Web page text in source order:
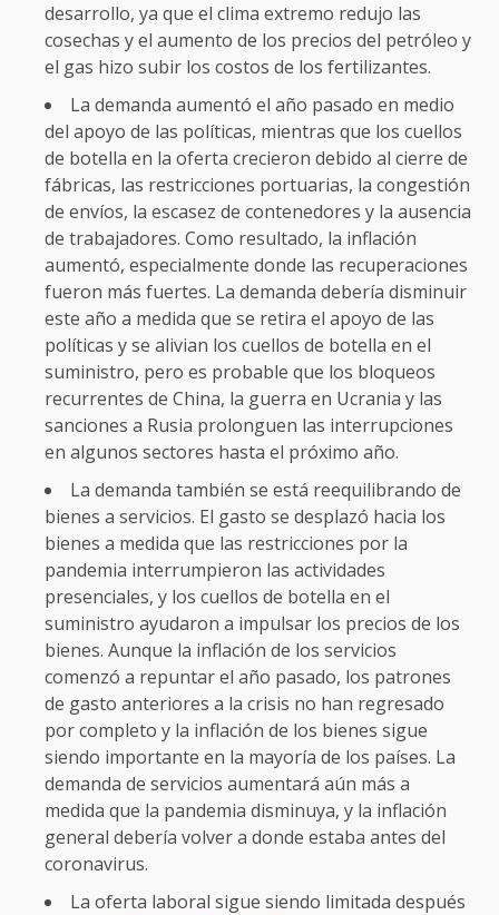
desarrollo, ya que el clima extremo redujo las
cosechas y el aumento de los precios del petróleo y
el gas hizo subir los costos de los fertilizantes.
La demanda aumentó el año pasado en medio
del apoyo de las políticas, mientras que los cuellos
de botella en la oferta crecieron debido al cierre de
fábricas, las restricciones portuarias, la congestión
de envíos, la escasez de contenedores y la ausencia
de trabajadores. Como resultado, la inflación
aumentó, especialmente donde las recuperaciones
fueron más fuertes. La demanda debería disminuir
este año a medida que se retira el apoyo de las
políticas y se alivian los cuellos de botella en el
suministro, pero es probable que los bloqueos
recurrentes de China, la guerra en Ucrania y las
sanciones a Rusia prolonguen las interrupciones
en algunos sectores hasta el próximo año.
La demanda también se está reequilibrando de
bienes a servicios. El gasto se desplazó hacia los
bienes a medida que las restricciones por la
pandemia interrumpieron las actividades
presenciales, y los cuellos de botella en el
suministro ayudaron a impulsar los precios de los
bienes. Aunque la inflación de los servicios
comenzó a repuntar el año pasado, los patrones
de gasto anteriores a la crisis no han regresado
por completo y la inflación de los bienes sigue
siendo importante en la mayoría de los países. La
demanda de servicios aumentará aún más a
medida que la pandemia disminuya, y la inflación
general debería volver a donde estaba antes del
coronavirus.
La oferta laboral sigue siendo limitada después